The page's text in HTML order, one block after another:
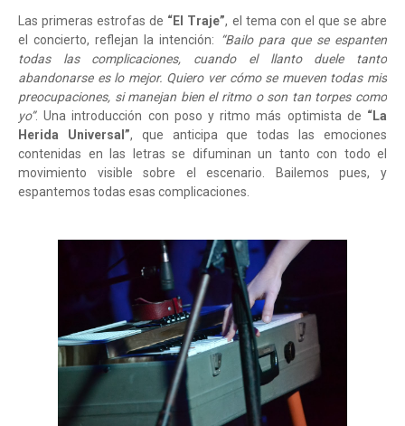
Las primeras estrofas de “El Traje”, el tema con el que se abre
el concierto, reflejan la intención: “Bailo para que se espanten
todas las complicaciones, cuando el llanto duele tanto
abandonarse es lo mejor. Quiero ver cómo se mueven todas mis
preocupaciones, si manejan bien el ritmo o son tan torpes como
yo”. Una introducción con poso y ritmo más optimista de “La
Herida Universal”, que anticipa que todas las emociones
contenidas en las letras se difuminan un tanto con todo el
movimiento visible sobre el escenario. Bailemos pues, y
espantemos todas esas complicaciones.